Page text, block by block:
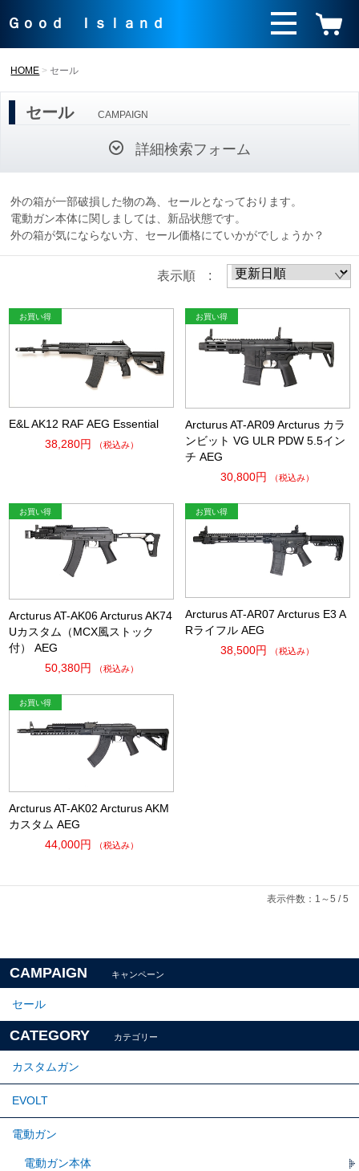
Ｇｏｏｄ Ｉｓｌａｎｄ
HOME セール
セール CAMPAIGN
詳細検索フォーム
外の箱が一部破損した物の為、セールとなっております。
電動ガン本体に関しましては、新品状態です。
外の箱が気にならない方、セール価格にていかがでしょうか？
表示順 :
E&L AK12 RAF AEG Essential
38,280円
（税込み）
Arcturus AT-AR09 Arcturus カラ
ンビット VG ULR PDW 5.5イン
チ AEG
30,800円
（税込み）
Arcturus AT-AK06 Arcturus AK74
Uカスタム（MCX風ストック
付） AEG
50,380円
（税込み）
Arcturus AT-AR07 Arcturus E3 A
Rライフル AEG
38,500円
（税込み）
Arcturus AT-AK02 Arcturus AKM
カスタム AEG
44,000円
（税込み）
表示件数：1～5 / 5
CAMPAIGN キャンペーン
セール
CATEGORY カテゴリー
カスタムガン
EVOLT
電動ガン
電動ガン本体